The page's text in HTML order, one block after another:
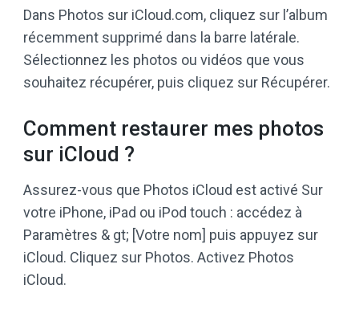
Dans Photos sur iCloud.com, cliquez sur l’album
récemment supprimé dans la barre latérale.
Sélectionnez les photos ou vidéos que vous
souhaitez récupérer, puis cliquez sur Récupérer.
Comment restaurer mes photos
sur iCloud ?
Assurez-vous que Photos iCloud est activé Sur
votre iPhone, iPad ou iPod touch : accédez à
Paramètres & gt; [Votre nom] puis appuyez sur
iCloud. Cliquez sur Photos. Activez Photos
iCloud.